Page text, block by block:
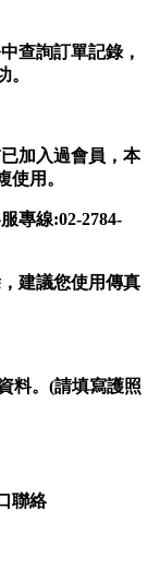
查詢訂單記錄，
。
加入過會員，本
使用。
專線:02-2784-
建議您使用傳真
料。(請填寫護照
聯絡